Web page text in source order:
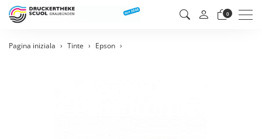
0
Pagina iniziala Tinte Epson